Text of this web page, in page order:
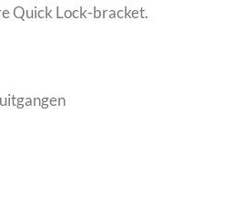
Quick Lock-bracket.